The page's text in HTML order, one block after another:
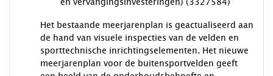
Het bestaande meerjarenplan is geactualiseerd aan
de hand van visuele inspecties van de velden en
sporttechnische inrichtingselementen. Het nieuwe
meerjarenplan voor de buitensportvelden geeft